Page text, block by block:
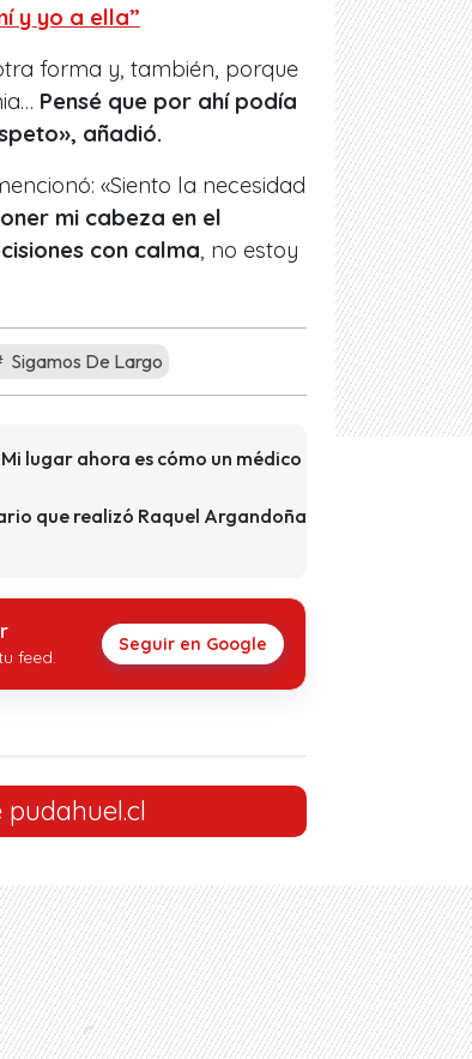
y yo a ella”
forma y, también, porque
Pensé que por ahí podía
añadió.
«Siento la necesidad
mi cabeza en el
con calma , no estoy
Sigamos De Largo
lugar ahora es cómo un médico
que realizó Raquel Argandoña
feed.
Seguir en Google
pudahuel.cl